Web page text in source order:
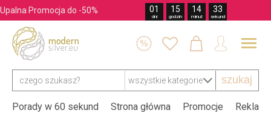
Upalna Promocja do -50% 01
dni
15
godzin
14
minut
32
sekund
szukaj
   
Porady w 60 sekund Strona główna Promocje